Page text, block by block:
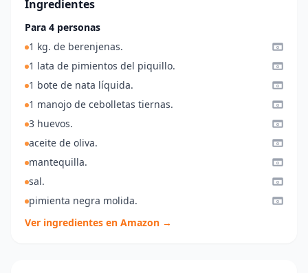
Ingredientes
Para 4 personas
1 kg. de berenjenas.
1 lata de pimientos del piquillo.
1 bote de nata líquida.
1 manojo de cebolletas tiernas.
3 huevos.
aceite de oliva.
mantequilla.
sal.
pimienta negra molida.
Ver ingredientes en Amazon →